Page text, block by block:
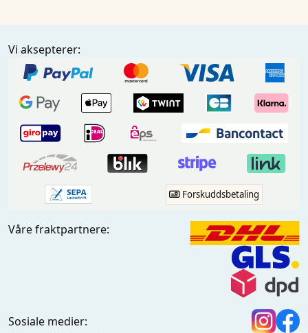
Vi aksepterer:
Forskuddsbetaling
Våre fraktpartnere:
Sosiale medier: